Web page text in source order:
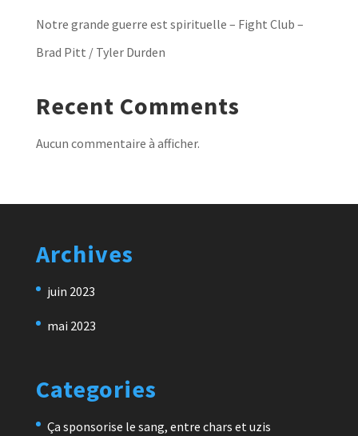
Notre grande guerre est spirituelle – Fight Club –
Brad Pitt / Tyler Durden
Recent Comments
Aucun commentaire à afficher.
Archives
juin 2023
mai 2023
Categories
Ça sponsorise le sang, entre chars et uzis